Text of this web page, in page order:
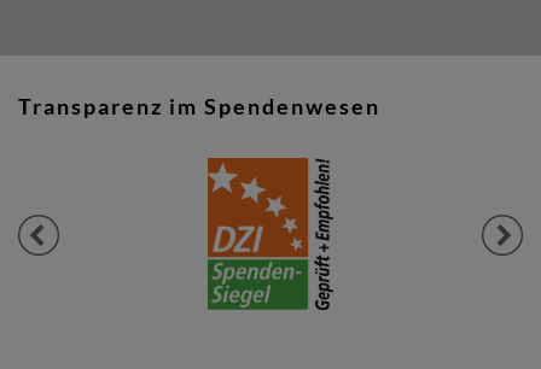
Transparenz im Spendenwesen
Previous Next